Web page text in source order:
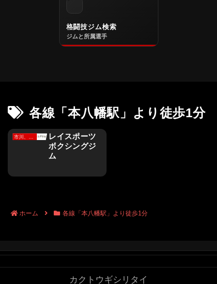
格闘技ジム検索
ジムと所属選手
各線「本八幡駅」より徒歩1分
市川、野田、柏、流山、我孫子、鎌ケ谷、浦安市
レイスポーツ
ボクシングジ
ム
ホーム 各線「本八幡駅」より徒歩1分
カクトウギシリタイ